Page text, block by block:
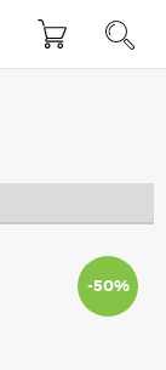
-50%